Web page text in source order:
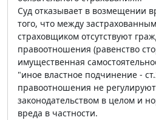
Суд отказывает в возмещении
того, что между
страховщиком отсутствуют
правоотношения (равенство
имущественная
"иное властное подчинение -
правоотношения не
законодательством в целом и
вреда в частности.